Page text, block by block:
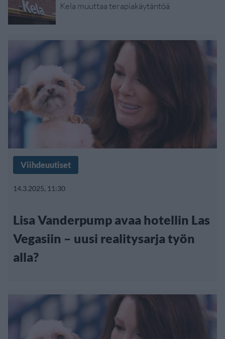
Kela muuttaa terapiakäytäntöä
Viihdeuutiset
14.3.2025, 11:30
Lisa Vanderpump avaa hotellin Las
Vegasiin – uusi realitysarja työn
alla?